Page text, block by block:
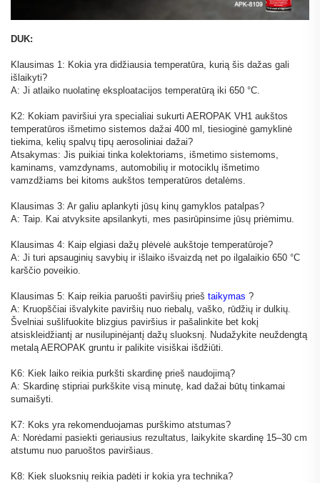
DUK:
Klausimas 1: Kokia yra didžiausia temperatūra, kurią šis dažas gali
išlaikyti?
A: Ji atlaiko nuolatinę eksploatacijos temperatūrą iki 650 °C.
K2: Kokiam paviršiui yra specialiai sukurti AEROPAK VH1 aukštos
temperatūros išmetimo sistemos dažai 400 ml, tiesioginė gamyklinė
tiekima, kelių spalvų tipų aerosoliniai dažai?
Atsakymas: Jis puikiai tinka kolektoriams, išmetimo sistemoms,
kaminams, vamzdynams, automobilių ir motociklų išmetimo
vamzdžiams bei kitoms aukštos temperatūros detalėms.
Klausimas 3: Ar galiu aplankyti jūsų kinų gamyklos patalpas?
A: Taip. Kai atvyksite apsilankyti, mes pasirūpinsime jūsų priėmimu.
Klausimas 4: Kaip elgiasi dažų plėvelė aukštoje temperatūroje?
A: Ji turi apsauginių savybių ir išlaiko išvaizdą net po ilgalaikio 650 °C
karščio poveikio.
Klausimas 5: Kaip reikia paruošti paviršių prieš taikymas ?
A: Kruopščiai išvalykite paviršių nuo riebalų, vaško, rūdžių ir dulkių.
Švelniai sušlifuokite blizgius paviršius ir pašalinkite bet kokį
atsiskleidžiantį ar nusilupinėjantį dažų sluoksnį. Nudažykite neuždengtą
metalą AEROPAK gruntu ir palikite visiškai išdžiūti.
K6: Kiek laiko reikia purkšti skardinę prieš naudojimą?
A: Skardinę stipriai purkškite visą minutę, kad dažai būtų tinkamai
sumaišyti.
K7: Koks yra rekomenduojamas purškimo atstumas?
A: Norėdami pasiekti geriausius rezultatus, laikykite skardinę 15–30 cm
atstumu nuo paruoštos paviršiaus.
K8: Kiek sluoksnių reikia padėti ir kokia yra technika?